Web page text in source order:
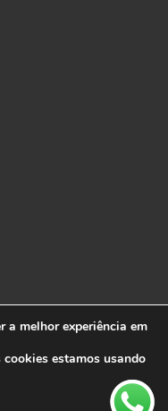
por
Agência IceCream
a melhor experiência em
estamos usando